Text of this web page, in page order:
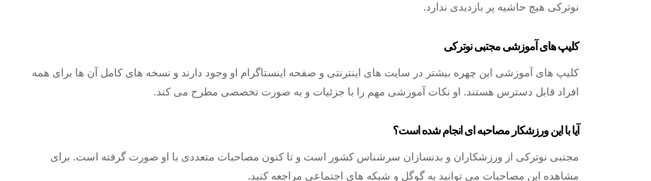
نوترکی هیچ حاشیه پر بازدیدی ندارد.
کلیپ های آموزشی مجتبی نوترکی
کلیپ های آموزشی این چهره بیشتر در سایت های اینترنتی و صفحه اینستاگرام او وجود دارند و نسخه های کامل آن ها برای همه
افراد قابل دسترس هستند. او نکات آموزشی مهم را با جزئیات و به صورت تخصصی مطرح می کند.
آیا با این ورزشکار مصاحبه ای انجام شده است؟
مجتبی نوترکی از ورزشکاران و بدنسازان سرشناس کشور است و تا کنون مصاحبات متعددی با او صورت گرفته است. برای
مشاهده این مصاحبات می توانید به گوگل و شبکه های اجتماعی مراجعه کنید.